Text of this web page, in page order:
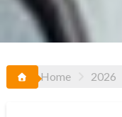
Home 2026